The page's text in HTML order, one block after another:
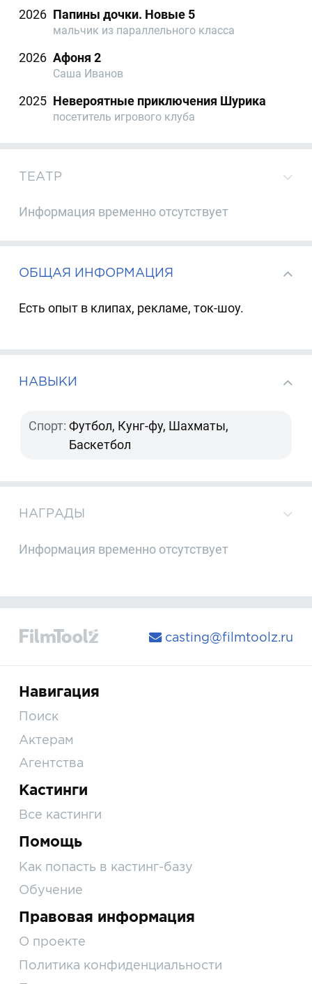
2026 Папины дочки. Новые 5
мальчик из параллельного класса
2026 Афоня 2
Саша Иванов
2025 Невероятные приключения Шурика
посетитель игрового клуба
ТЕАТР
Информация временно отсутствует
ОБЩАЯ ИНФОРМАЦИЯ
Есть опыт в клипах, рекламе, ток-шоу.
НАВЫКИ
Спорт: Футбол, Кунг-фу, Шахматы,
Баскетбол
НАГРАДЫ
Информация временно отсутствует
casting@filmtoolz.ru
Навигация
Поиск
Актерам
Агентства
Кастинги
Все кастинги
Помощь
Как попасть в кастинг-базу
Обучение
Правовая информация
О проекте
Политика конфиденциальности